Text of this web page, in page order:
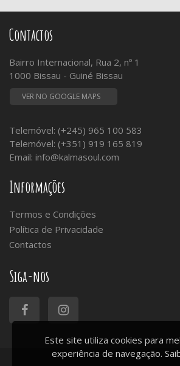
Contactos
Bairro Internacional, Rua 2, nº 1
1000 Bissau - Guiné Bissau
VER NO GOOGLE MAPS
Telemóvel: (+245) 965 100 583
Telemóvel: (+351) 919 165 819
Email: info@kalmasoul.com
Informações
Termos e Condições
Política de Privacidade
Contactos
Siga-nos
Este site utiliza cookies para
experiência de navegação.